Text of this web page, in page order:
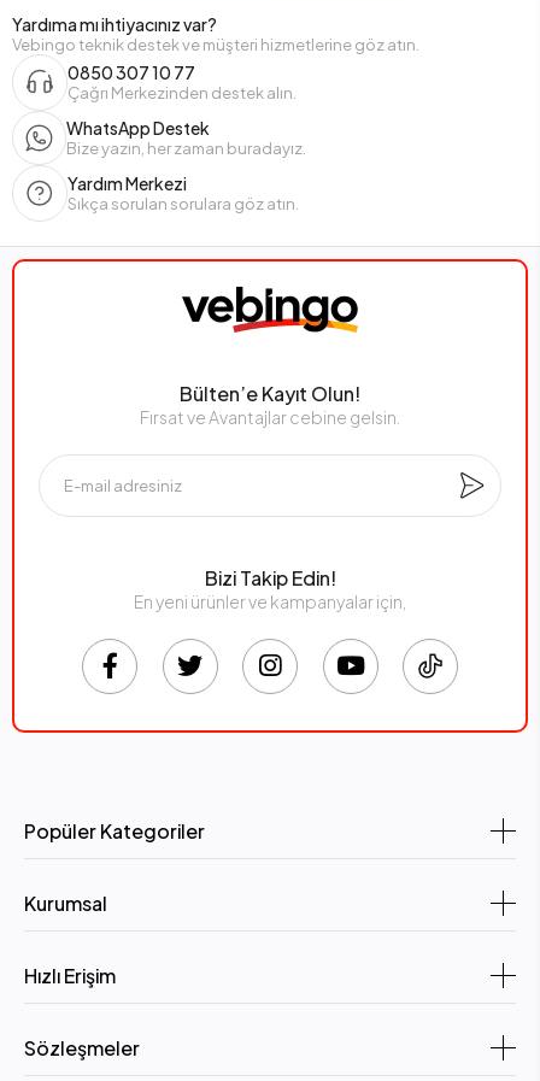
Yardıma mı ihtiyacınız var?
Vebingo teknik destek ve müşteri hizmetlerine göz atın.
0850 307 10 77
Çağrı Merkezinden destek alın.
WhatsApp Destek
Bize yazın, her zaman buradayız.
Yardım Merkezi
Sıkça sorulan sorulara göz atın.
Bülten’e Kayıt Olun!
Fırsat ve Avantajlar cebine gelsin.
Bizi Takip Edin!
En yeni ürünler ve kampanyalar için,
Popüler Kategoriler
Kurumsal
Hızlı Erişim
Sözleşmeler